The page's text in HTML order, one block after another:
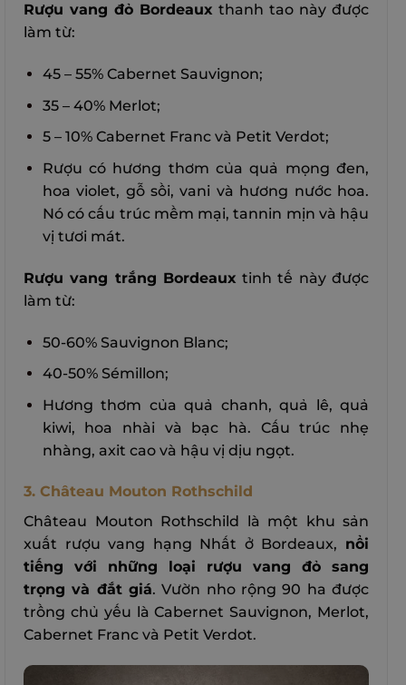
Rượu vang đỏ Bordeaux thanh tao này được
làm từ:
45 – 55% Cabernet Sauvignon;
35 – 40% Merlot;
5 – 10% Cabernet Franc và Petit Verdot;
Rượu có hương thơm của quả mọng đen,
hoa violet, gỗ sồi, vani và hương nước hoa.
Nó có cấu trúc mềm mại, tannin mịn và hậu
vị tươi mát.
Rượu vang trắng Bordeaux tinh tế này được
làm từ:
50-60% Sauvignon Blanc;
40-50% Sémillon;
Hương thơm của quả chanh, quả lê, quả
kiwi, hoa nhài và bạc hà. Cấu trúc nhẹ
nhàng, axit cao và hậu vị dịu ngọt.
3. Château Mouton Rothschild
Château Mouton Rothschild là một khu sản
xuất rượu vang hạng Nhất ở Bordeaux, nổi
tiếng với những loại rượu vang đỏ sang
trọng và đắt giá. Vườn nho rộng 90 ha được
trồng chủ yếu là Cabernet Sauvignon, Merlot,
Cabernet Franc và Petit Verdot.